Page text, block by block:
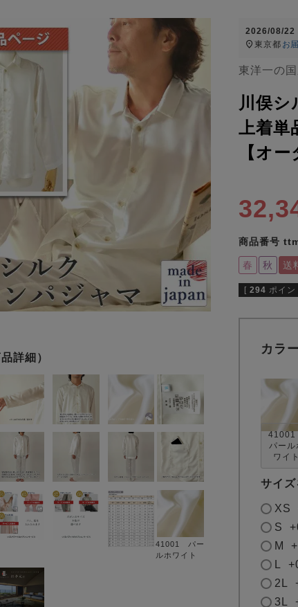
41001 パー
ルホワイト
2026/08/22
東京都 お
東洋一の
川俣
上着単
【オ
商品番号
春 秋 送
[ 294 ポイン
カラ
パール
ワイト
サイ
XS
S +
M +
+
2L
3L